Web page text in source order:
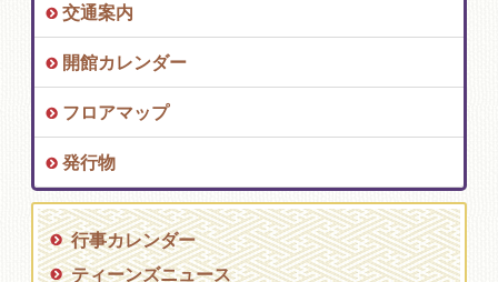
交通案内
開館カレンダー
フロアマップ
発行物
行事カレンダー
ティーンズニュース